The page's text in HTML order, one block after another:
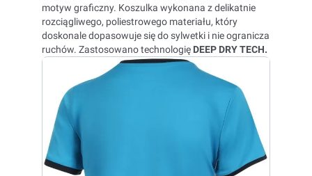
motyw graficzny. Koszulka wykonana z delikatnie
rozciągliwego, poliestrowego materiału, który
doskonale dopasowuje się do sylwetki i nie ogranicza
ruchów. Zastosowano technologię DEEP DRY TECH.